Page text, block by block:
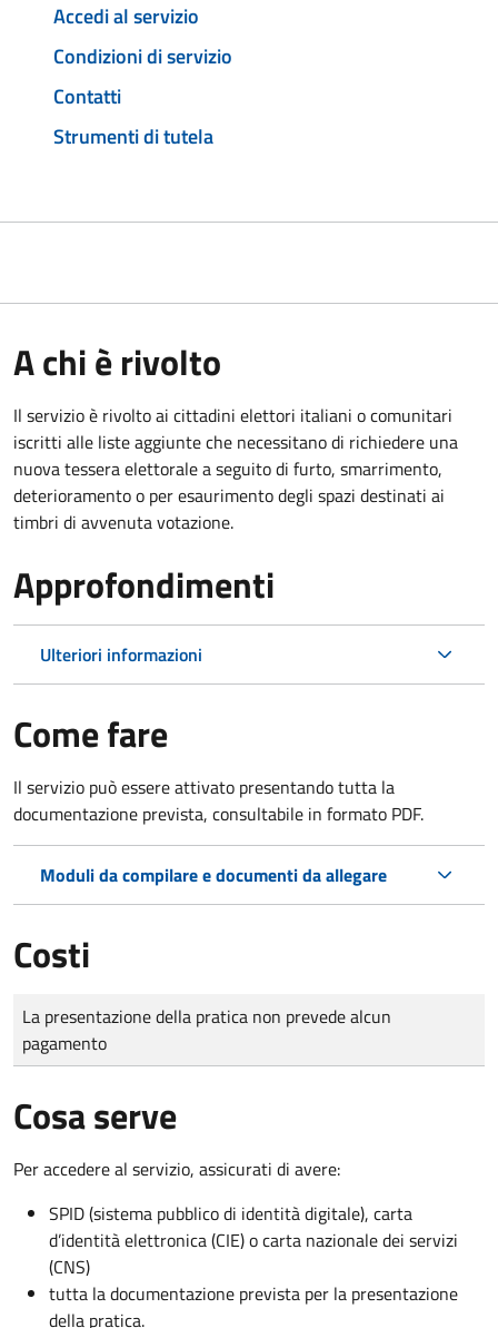
Accedi al servizio
Condizioni di servizio
Contatti
Strumenti di tutela
A chi è rivolto
Il servizio è rivolto ai cittadini elettori italiani o comunitari
iscritti alle liste aggiunte che necessitano di richiedere una
nuova tessera elettorale a seguito di furto, smarrimento,
deterioramento o per esaurimento degli spazi destinati ai
timbri di avvenuta votazione.
Approfondimenti
Ulteriori informazioni
Come fare
Il servizio può essere attivato presentando tutta la
documentazione prevista, consultabile in formato PDF.
Moduli da compilare e documenti da allegare
Costi
Tipo di pagamento
Importo
La presentazione della pratica non prevede alcun
pagamento
Cosa serve
Per accedere al servizio, assicurati di avere:
SPID (sistema pubblico di identità digitale), carta
d’identità elettronica (CIE) o carta nazionale dei servizi
(CNS)
tutta la documentazione prevista per la presentazione
della pratica.